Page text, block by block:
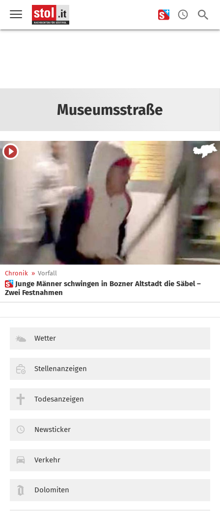
Museumsstraße
Chronik » Vorfall
 Junge Männer schwingen in Bozner Altstadt die Säbel –
Zwei Festnahmen
Wetter
Stellenanzeigen
Todesanzeigen
Newsticker
Verkehr
Dolomiten